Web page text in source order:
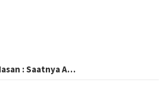
: Saatnya A…